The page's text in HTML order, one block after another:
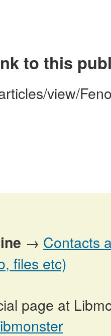
to this
view/
→ Contacts
files etc)
page at